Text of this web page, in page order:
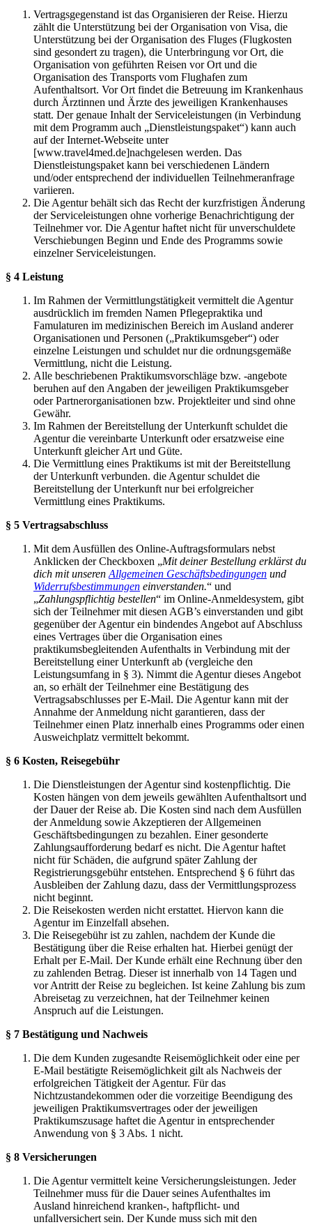
Vertragsgegenstand ist das Organisieren der Reise. Hierzu
zählt die Unterstützung bei der Organisation von Visa, die
Unterstützung bei der Organisation des Fluges (Flugkosten
sind gesondert zu tragen), die Unterbringung vor Ort, die
Organisation von geführten Reisen vor Ort und die
Organisation des Transports vom Flughafen zum
Aufenthaltsort. Vor Ort findet die Betreuung im Krankenhaus
durch Ärztinnen und Ärzte des jeweiligen Krankenhauses
statt. Der genaue Inhalt der Serviceleistungen (in Verbindung
mit dem Programm auch „Dienstleistungspaket“) kann auch
auf der Internet-Webseite unter
[www.travel4med.de]nachgelesen werden. Das
Dienstleistungspaket kann bei verschiedenen Ländern
und/oder entsprechend der individuellen Teilnehmeranfrage
variieren.
Die Agentur behält sich das Recht der kurzfristigen Änderung
der Serviceleistungen ohne vorherige Benachrichtigung der
Teilnehmer vor. Die Agentur haftet nicht für unverschuldete
Verschiebungen Beginn und Ende des Programms sowie
einzelner Serviceleistungen.
§ 4 Leistung
Im Rahmen der Vermittlungstätigkeit vermittelt die Agentur
ausdrücklich im fremden Namen Pflegepraktika und
Famulaturen im medizinischen Bereich im Ausland anderer
Organisationen und Personen („Praktikumsgeber“) oder
einzelne Leistungen und schuldet nur die ordnungsgemäße
Vermittlung, nicht die Leistung.
Alle beschriebenen Praktikumsvorschläge bzw. -angebote
beruhen auf den Angaben der jeweiligen Praktikumsgeber
oder Partnerorganisationen bzw. Projektleiter und sind ohne
Gewähr.
Im Rahmen der Bereitstellung der Unterkunft schuldet die
Agentur die vereinbarte Unterkunft oder ersatzweise eine
Unterkunft gleicher Art und Güte.
Die Vermittlung eines Praktikums ist mit der Bereitstellung
der Unterkunft verbunden. die Agentur schuldet die
Bereitstellung der Unterkunft nur bei erfolgreicher
Vermittlung eines Praktikums.
§ 5 Vertragsabschluss
Mit dem Ausfüllen des Online-Auftragsformulars nebst
Anklicken der Checkboxen „Mit deiner Bestellung erklärst du
dich mit unseren Allgemeinen Geschäftsbedingungen und
Widerrufsbestimmungen einverstanden.“ und
„Zahlungspflichtig bestellen“ im Online-Anmeldesystem, gibt
sich der Teilnehmer mit diesen AGB’s einverstanden und gibt
gegenüber der Agentur ein bindendes Angebot auf Abschluss
eines Vertrages über die Organisation eines
praktikumsbegleitenden Aufenthalts in Verbindung mit der
Bereitstellung einer Unterkunft ab (vergleiche den
Leistungsumfang in § 3). Nimmt die Agentur dieses Angebot
an, so erhält der Teilnehmer eine Bestätigung des
Vertragsabschlusses per E-Mail. Die Agentur kann mit der
Annahme der Anmeldung nicht garantieren, dass der
Teilnehmer einen Platz innerhalb eines Programms oder einen
Ausweichplatz vermittelt bekommt.
§ 6 Kosten, Reisegebühr
Die Dienstleistungen der Agentur sind kostenpflichtig. Die
Kosten hängen von dem jeweils gewählten Aufenthaltsort und
der Dauer der Reise ab. Die Kosten sind nach dem Ausfüllen
der Anmeldung sowie Akzeptieren der Allgemeinen
Geschäftsbedingungen zu bezahlen. Einer gesonderte
Zahlungsaufforderung bedarf es nicht. Die Agentur haftet
nicht für Schäden, die aufgrund später Zahlung der
Registrierungsgebühr entstehen. Entsprechend § 6 führt das
Ausbleiben der Zahlung dazu, dass der Vermittlungsprozess
nicht beginnt.
Die Reisekosten werden nicht erstattet. Hiervon kann die
Agentur im Einzelfall absehen.
Die Reisegebühr ist zu zahlen, nachdem der Kunde die
Bestätigung über die Reise erhalten hat. Hierbei genügt der
Erhalt per E-Mail. Der Kunde erhält eine Rechnung über den
zu zahlenden Betrag. Dieser ist innerhalb von 14 Tagen und
vor Antritt der Reise zu begleichen. Ist keine Zahlung bis zum
Abreisetag zu verzeichnen, hat der Teilnehmer keinen
Anspruch auf die Leistungen.
§ 7 Bestätigung und Nachweis
Die dem Kunden zugesandte Reisemöglichkeit oder eine per
E-Mail bestätigte Reisemöglichkeit gilt als Nachweis der
erfolgreichen Tätigkeit der Agentur. Für das
Nichtzustandekommen oder die vorzeitige Beendigung des
jeweiligen Praktikumsvertrages oder der jeweiligen
Praktikumszusage haftet die Agentur in entsprechender
Anwendung von § 3 Abs. 1 nicht.
§ 8 Versicherungen
Die Agentur vermittelt keine Versicherungsleistungen. Jeder
Teilnehmer muss für die Dauer seines Aufenthaltes im
Ausland hinreichend kranken-, haftpflicht- und
unfallversichert sein. Der Kunde muss sich mit den